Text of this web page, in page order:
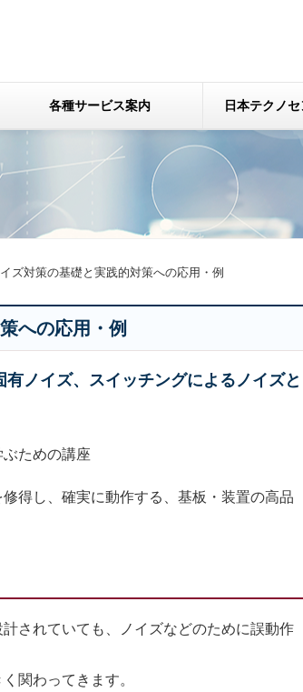
各種サービス案内 日本テクノ
ズ対策の基礎と実践的対策への応用・例
への応用・例
ノイズ、スイッチングによるノイズと
ための講座
得し、確実に動作する、基板・装置の高品
されていても、ノイズなどのために誤動作
関わってきます。